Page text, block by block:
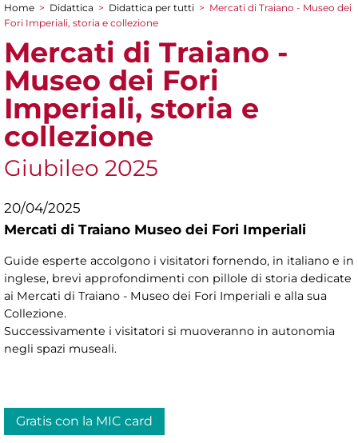
Tu sei qui
Home > Didattica > Didattica per tutti > Mercati di Traiano - Museo dei
Fori Imperiali, storia e collezione
Mercati di Traiano -
Museo dei Fori
Imperiali, storia e
collezione
Giubileo 2025
20/04/2025
Mercati di Traiano Museo dei Fori Imperiali
Guide esperte accolgono i visitatori fornendo, in italiano e in
inglese, brevi approfondimenti con pillole di storia dedicate
ai Mercati di Traiano - Museo dei Fori Imperiali e alla sua
Collezione.
Successivamente i visitatori si muoveranno in autonomia
negli spazi museali.
Gratis con la MIC card